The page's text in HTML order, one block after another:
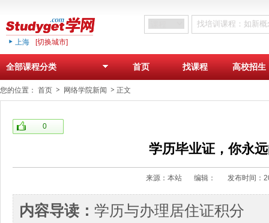
上海 [切换城市]
全部课程分类 首页 找课程 高校招生
您的位置： 首页 网络学院新闻 正文
0
学历毕业证，你永
来源：本站 编辑： 发布时间：
内容导读： 学历与办理居住证积分